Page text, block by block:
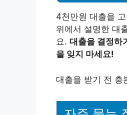
4천만원 대출을
위에서 설명한 대
요. 대출을 결정하
을 잊지 마세요!
대출을 받기 전 충